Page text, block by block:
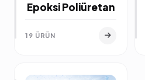
Epoksi Poliüretan
19 ÜRÜN